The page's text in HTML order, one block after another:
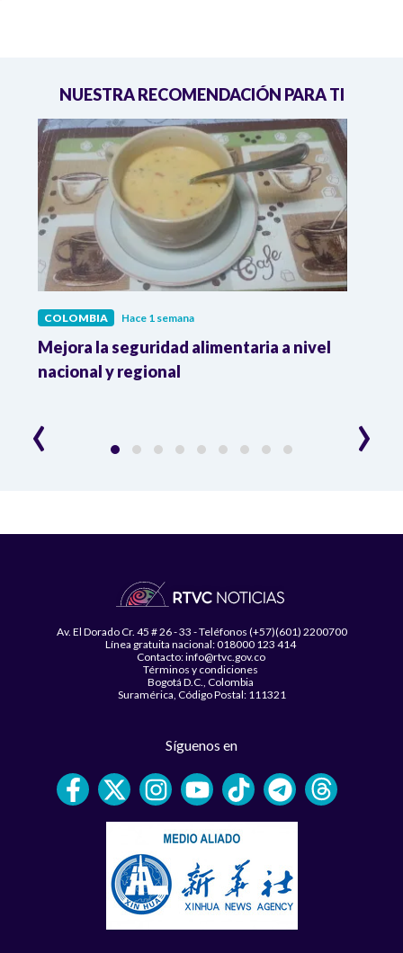
NUESTRA RECOMENDACIÓN PARA TI
COLOMBIA Hace 1 semana
Mejora la seguridad alimentaria a nivel
nacional y regional
‹ ›
Av. El Dorado Cr. 45 # 26 - 33 - Teléfonos (+57)(601) 2200700
Línea gratuita nacional: 018000 123 414
Contacto: info@rtvc.gov.co
Términos y condiciones
Bogotá D.C., Colombia
Suramérica, Código Postal: 111321
Síguenos en